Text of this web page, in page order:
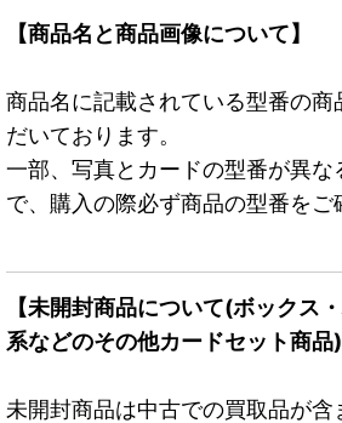
【商品名と商品画像について】
商品名に記載されている型番の商
だいております。
一部、写真とカードの型番が異
で、購入の際必ず商品の型番をご
【未開封商品について(ボックス
系などのその他カードセット商品)
未開封商品は中古での買取品が含